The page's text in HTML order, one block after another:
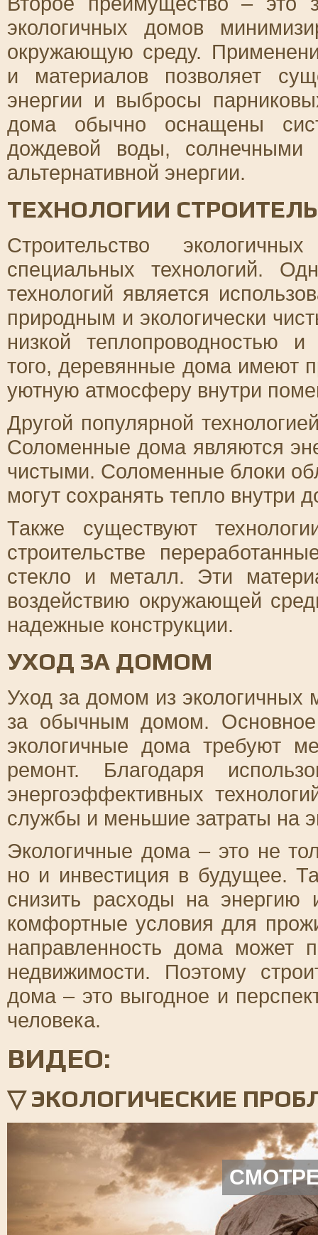
экологичных домов
окружающую среду.
и материалов позволяет
энергии и выбросы
дома обычно оснащены
дождевой воды,
альтернативной энергии.
ТЕХНОЛОГИИ
Строительство
специальных технологий.
технологий является
природным и экологически
низкой теплопроводностью
того, деревянные дома имеют
уютную атмосферу внутри
Другой популярной
Соломенные дома являются
чистыми. Соломенные блоки
могут сохранять тепло внутри
Также существуют
строительстве
стекло и металл. Эти
воздействию окружающей
надежные конструкции.
УХОД ЗА ДОМОМ
Уход за домом из экологичных
за обычным домом. Основное
экологичные дома требуют
ремонт. Благодаря
энергоэффективных
службы и меньшие затраты на
Экологичные дома – это не
но и инвестиция в будущее.
снизить расходы на энергию
комфортные условия для
направленность дома может
недвижимости. Поэтому
дома – это выгодное и
человека.
ВИДЕО:
▽ ЭКОЛОГИЧЕСКИЕ